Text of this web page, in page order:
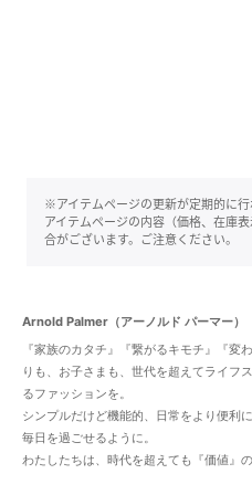
※アイテムページの更新が定期的に
アイテムページの内容（価格、在庫
合がございます。ご注意ください。
Arnold Palmer（アーノルド パーマー）
『家族のカタチ』『繋がるキモチ』『変
りも、お子さまも、世代を超えてライフ
るファッションを。
シンプルだけど機能的、日常をより便利
毎日を過ごせるように。
わたしたちは、時代を超えても『価値』